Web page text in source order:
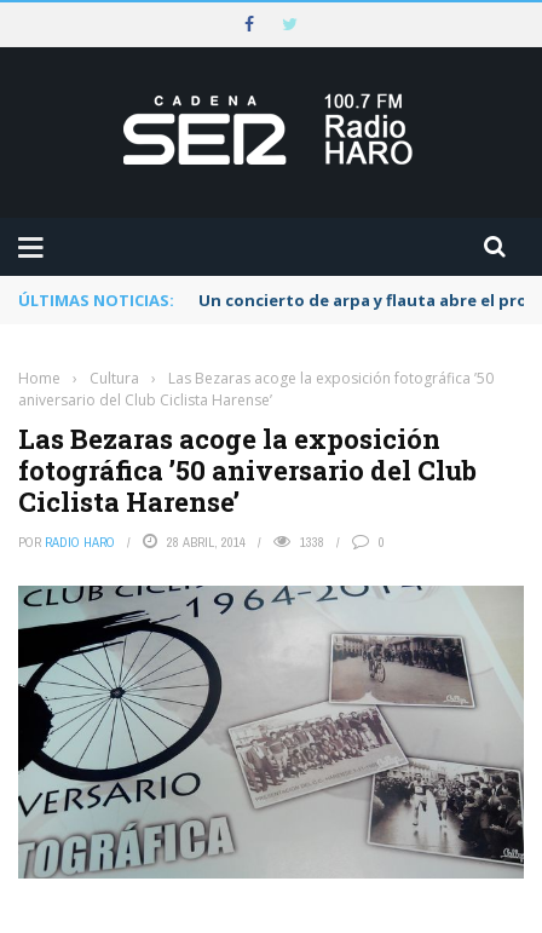
ÚLTIMAS NOTICIAS: Un concierto de arpa y flauta abre el
Home › Cultura ›
Las Bezaras acoge la exposición fotográfica ’50
aniversario del Club Ciclista Harense’
Las Bezaras acoge la exposición
fotográfica ’50 aniversario del Club
Ciclista Harense’
POR RADIO HARO 28 ABRIL, 2014 1338 0